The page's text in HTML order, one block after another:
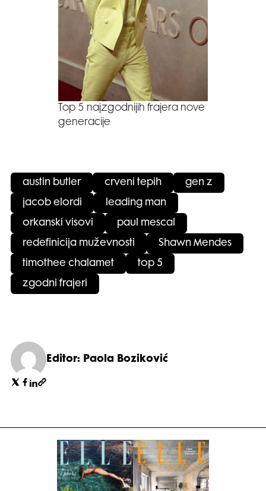
Top 5 najzgodnijih frajera nove
generacije
austin butler crveni tepih gen z
jacob elordi leading man
orkanski visovi paul mescal
redefinicija muževnosti Shawn Mendes
timothee chalamet top 5
zgodni frajeri
Editor: Paola Boziković